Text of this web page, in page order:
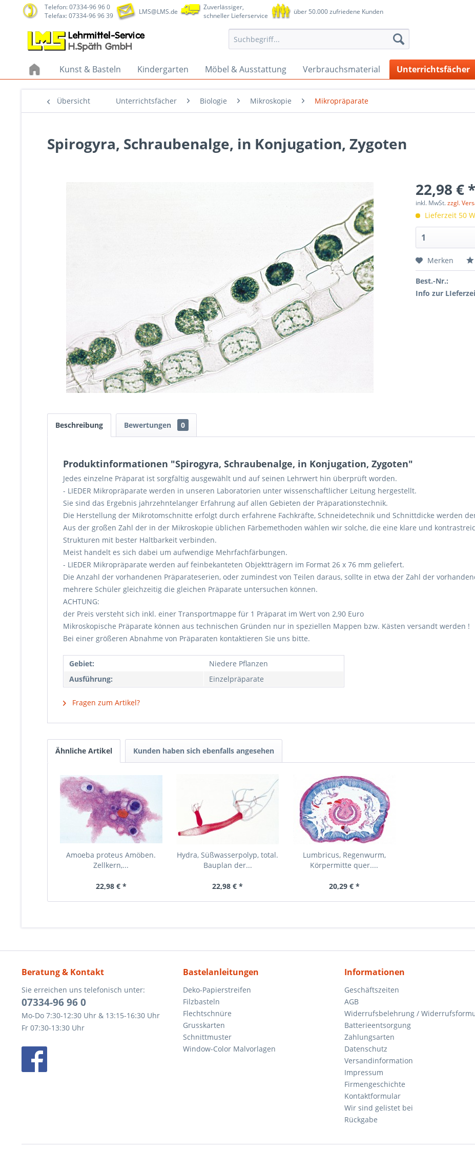
Telefon: 07334-96 96 0
Telefax: 07334-96 96 39
LMS@LMS.de
Zuverlässiger,
schneller Lieferservice
über 50.000 zufriedene Kunden
Kunst & Basteln Kindergarten Möbel & Ausstattung Verbrauchsmaterial Unterrichtsfächer
Übersicht Unterrichtsfächer Biologie Mikroskopie Mikropräparate
Spirogyra, Schraubenalge, in Konjugation, Zygoten
22,98 € *
inkl. MwSt.zzgl.
Lieferzeit 50
Merken
Best.-Nr.:
Info zur
Beschreibung Bewertungen 0
Produktinformationen "Spirogyra, Schraubenalge, in Konjugation, Zygoten"
Jedes einzelne Präparat ist sorgfältig ausgewählt und auf seinen Lehrwert hin überprüft worden.
- LIEDER Mikropräparate werden in unseren Laboratorien unter wissenschaftlicher Leitung hergestellt.
Sie sind das Ergebnis jahrzehntelanger Erfahrung auf allen Gebieten der Präparationstechnik.
Die Herstellung der Mikrotomschnitte erfolgt durch erfahrene Fachkräfte, Schneidetechnik und Schnittdicke werden
Aus der großen Zahl der in der Mikroskopie üblichen Färbemethoden wählen wir solche, die eine klare und
Strukturen mit bester Haltbarkeit verbinden.
Meist handelt es sich dabei um aufwendige Mehrfachfärbungen.
- LIEDER Mikropräparate werden auf feinbekanteten Objektträgern im Format 26 x 76 mm geliefert.
Die Anzahl der vorhandenen Präparateserien, oder zumindest von Teilen daraus, sollte in etwa der Zahl der
mehrere Schüler gleichzeitig die gleichen Präparate untersuchen können.
ACHTUNG:
der Preis versteht sich inkl. einer Transportmappe für 1 Präparat im Wert von 2,90 Euro
Mikroskopische Präparate können aus technischen Gründen nur in speziellen Mappen bzw. Kästen versandt werden !
Bei einer größeren Abnahme von Präparaten kontaktieren Sie uns bitte.
Gebiet:
Niedere Pflanzen
Ausführung:
Einzelpräparate
Fragen zum Artikel?
Ähnliche Artikel Kunden haben sich ebenfalls angesehen
Amoeba proteus Amöben.
Zellkern,...
22,98 € *
Hydra, Süßwasserpolyp, total.
Bauplan der...
22,98 € *
Lumbricus, Regenwurm,
Körpermitte quer....
20,29 € *
Beratung & Kontakt
Sie erreichen uns telefonisch unter:
07334-96 96 0
Mo-Do 7:30-12:30 Uhr & 13:15-16:30 Uhr
Fr 07:30-13:30 Uhr
Bastelanleitungen
Deko-Papierstreifen
Filzbasteln
Flechtschnüre
Grusskarten
Schnittmuster
Window-Color Malvorlagen
Informationen
Geschäftszeiten
AGB
Widerrufsbelehrung /
Batterieentsorgung
Zahlungsarten
Datenschutz
Versandinformation
Impressum
Firmengeschichte
Kontaktformular
Wir sind gelistet bei
Rückgabe